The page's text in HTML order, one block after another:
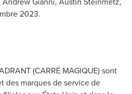
2023.
(CARRÉ MAGIQUE) sont
des marques de service de